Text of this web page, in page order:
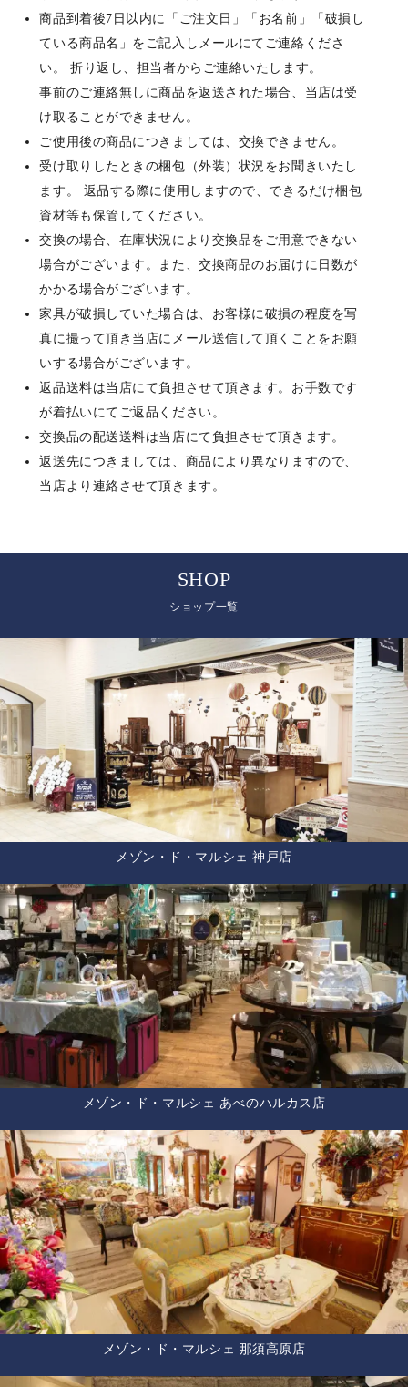
商品到着後7日以内に「ご注文日」「お名前」「破損し
ている商品名」をご記入しメールにてご連絡くださ
い。 折り返し、担当者からご連絡いたします。
事前のご連絡無しに商品を返送された場合、当店は受
け取ることができません。
ご使用後の商品につきましては、交換できません。
受け取りしたときの梱包（外装）状況をお聞きいたし
ます。 返品する際に使用しますので、できるだけ梱包
資材等も保管してください。
交換の場合、在庫状況により交換品をご用意できない
場合がございます。また、交換商品のお届けに日数が
かかる場合がございます。
家具が破損していた場合は、お客様に破損の程度を写
真に撮って頂き当店にメール送信して頂くことをお願
いする場合がございます。
返品送料は当店にて負担させて頂きます。お手数です
が着払いにてご返品ください。
交換品の配送送料は当店にて負担させて頂きます。
返送先につきましては、商品により異なりますので、
当店より連絡させて頂きます。
SHOP
ショップ一覧
メゾン・ド・マルシェ 神戸店
メゾン・ド・マルシェ あべのハルカス店
メゾン・ド・マルシェ 那須高原店